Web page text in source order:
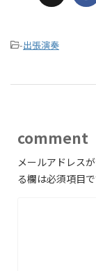
-出張演奏
comment
メールアドレス
る欄は必須項目